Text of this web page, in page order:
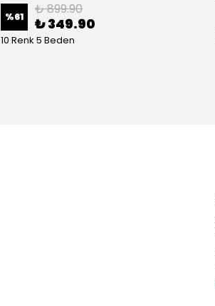
%61 ₺ 899.90
₺ 349.90
10 Renk 5 Beden